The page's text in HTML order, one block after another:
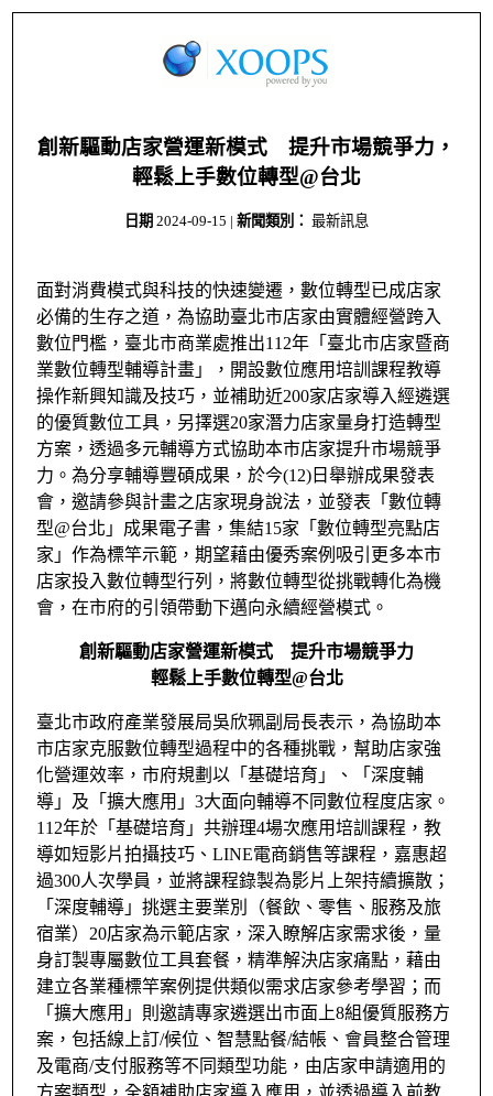
創新驅動店家營運新模式 提升市場競爭力，
輕鬆上手數位轉型@台北
日期 2024-09-15 | 新聞類別： 最新訊息
面對消費模式與科技的快速變遷，數位轉型已成店家
必備的生存之道，為協助臺北市店家由實體經營跨入
數位門檻，臺北市商業處推出112年「臺北市店家暨商
業數位轉型輔導計畫」，開設數位應用培訓課程教導
操作新興知識及技巧，並補助近200家店家導入經遴選
的優質數位工具，另擇選20家潛力店家量身打造轉型
方案，透過多元輔導方式協助本市店家提升市場競爭
力。為分享輔導豐碩成果，於今(12)日舉辦成果發表
會，邀請參與計畫之店家現身說法，並發表「數位轉
型@台北」成果電子書，集結15家「數位轉型亮點店
家」作為標竿示範，期望藉由優秀案例吸引更多本市
店家投入數位轉型行列，將數位轉型從挑戰轉化為機
會，在市府的引領帶動下邁向永續經營模式。
創新驅動店家營運新模式 提升市場競爭力
輕鬆上手數位轉型@台北
臺北市政府產業發展局吳欣珮副局長表示，為協助本
市店家克服數位轉型過程中的各種挑戰，幫助店家強
化營運效率，市府規劃以「基礎培育」、「深度輔
導」及「擴大應用」3大面向輔導不同數位程度店家。
112年於「基礎培育」共辦理4場次應用培訓課程，教
導如短影片拍攝技巧、LINE電商銷售等課程，嘉惠超
過300人次學員，並將課程錄製為影片上架持續擴散；
「深度輔導」挑選主要業別（餐飲、零售、服務及旅
宿業）20店家為示範店家，深入瞭解店家需求後，量
身訂製專屬數位工具套餐，精準解決店家痛點，藉由
建立各業種標竿案例提供類似需求店家參考學習；而
「擴大應用」則邀請專家遴選出市面上8組優質服務方
案，包括線上訂/候位、智慧點餐/結帳、會員整合管理
及電商/支付服務等不同類型功能，由店家申請適用的
方案類型，全額補助店家導入應用，並透過導入前教